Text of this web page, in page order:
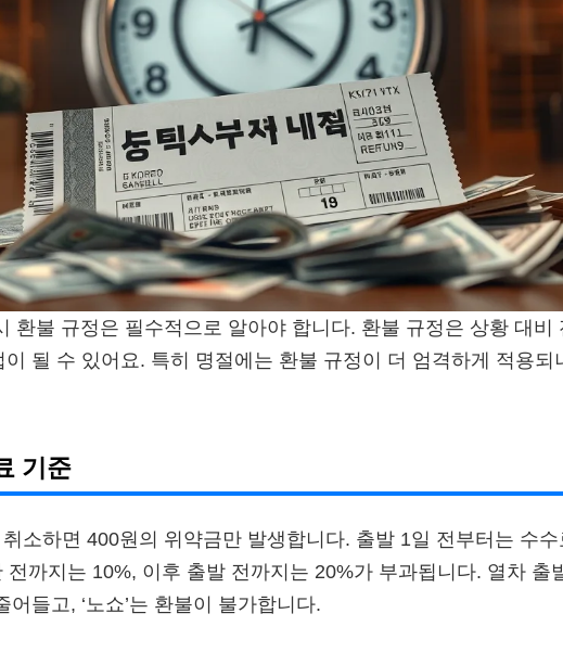
환불 규정은 필수적으로 알아야 합니다. 환불 규정은 상황 대비
이 될 수 있어요. 특히 명절에는 환불 규정이 더 엄격하게 적용되
기준
소하면 400원의 위약금만 발생합니다. 출발 1일 전부터는 수수
전까지는 10%, 이후 출발 전까지는 20%가 부과됩니다. 열차 출
어들고, ‘노쇼’는 환불이 불가합니다.